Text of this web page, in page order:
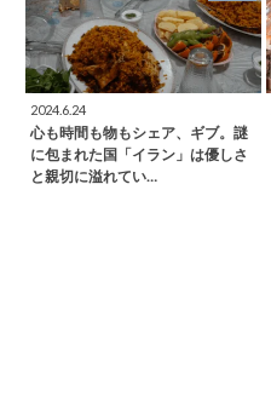
2024.6.24
心も時間も物もシェア、ギブ。謎
に包まれた国「イラン」は優しさ
と親切に溢れてい…